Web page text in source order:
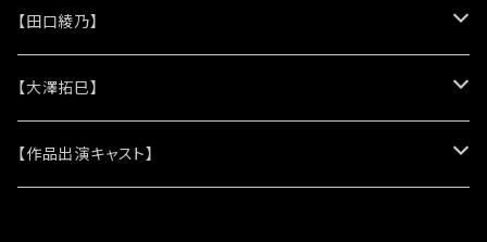
(シリコンリストバンド)
(レザーキーホルダー)
★DVD
★脚本
★クリアファイル＆ソロプロマイドセット
★CD
(アルバム)
(シングル)
★プロマイド
★チェキ
【田口綾乃】
★プロマイド
★チェキ
【大澤拓巳】
★プロマイド
【作品出演キャスト】